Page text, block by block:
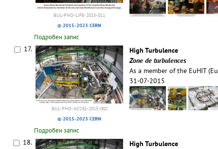
BUL-PHO-LIFE-2015-011
© 2015-2023 CERN
Подробен запис
17.
BUL-PHO-ACCEL-2015-002
© 2015-2023 CERN
High Turbulence
Zone de turbulences
As a member of the EuHIT
31-07-2015
Подробен запис
18.
High Turbulence